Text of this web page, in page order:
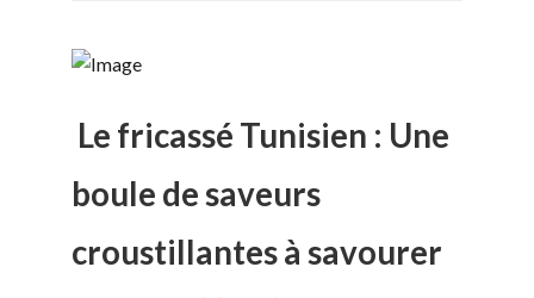
Le fricassé Tunisien : Une
boule de saveurs
croustillantes à savourer